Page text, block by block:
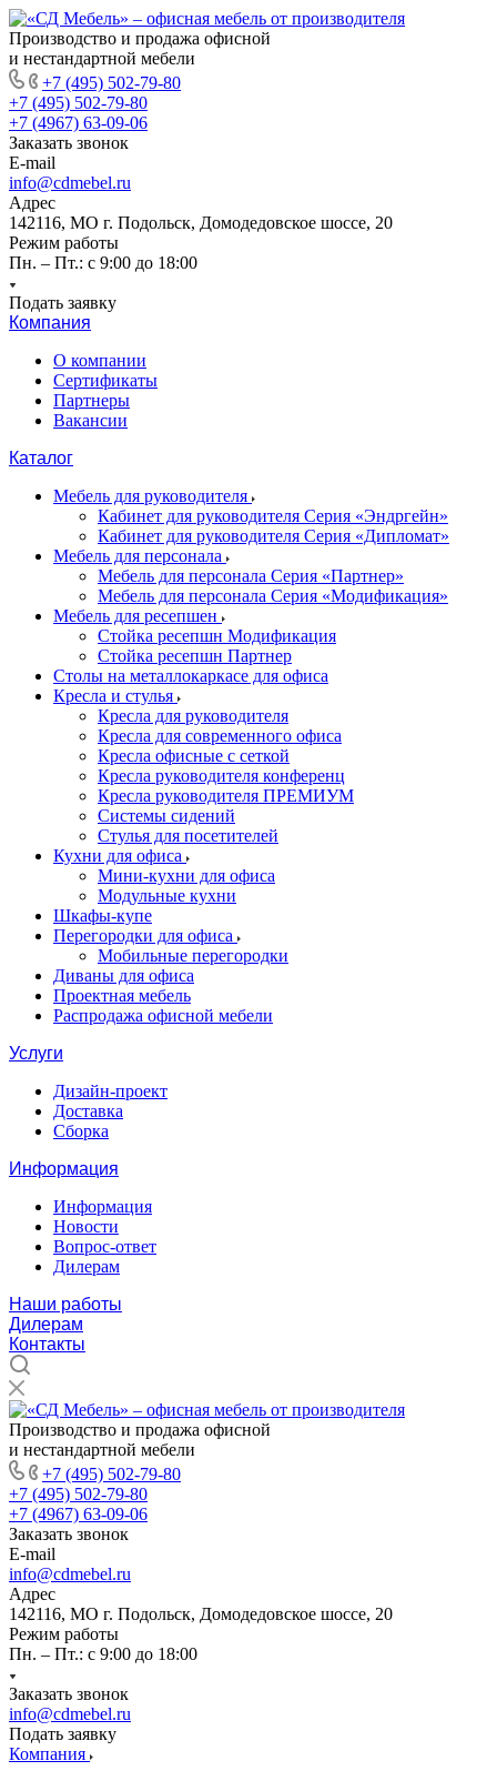
Производство и продажа офисной
и нестандартной мебели
+7 (495) 502-79-80
+7 (495) 502-79-80
+7 (4967) 63-09-06
Заказать звонок
E-mail
info@cdmebel.ru
Адрес
142116, МО г. Подольск, Домодедовское шоссе, 20
Режим работы
Пн. – Пт.: с 9:00 до 18:00
Подать заявку
Компания
О компании
Сертификаты
Партнеры
Вакансии
Каталог
Мебель для руководителя
Кабинет для руководителя Серия «Эндргейн»
Кабинет для руководителя Серия «Дипломат»
Мебель для персонала
Мебель для персонала Серия «Партнер»
Мебель для персонала Серия «Модификация»
Мебель для ресепшен
Стойка ресепшн Модификация
Стойка ресепшн Партнер
Столы на металлокаркасе для офиса
Кресла и стулья
Кресла для руководителя
Кресла для современного офиса
Кресла офисные с сеткой
Кресла руководителя конференц
Кресла руководителя ПРЕМИУМ
Системы сидений
Стулья для посетителей
Кухни для офиса
Мини-кухни для офиса
Модульные кухни
Шкафы-купе
Перегородки для офиса
Мобильные перегородки
Диваны для офиса
Проектная мебель
Распродажа офисной мебели
Услуги
Дизайн-проект
Доставка
Сборка
Информация
Информация
Новости
Вопрос-ответ
Дилерам
Наши работы
Дилерам
Контакты
Производство и продажа офисной
и нестандартной мебели
+7 (495) 502-79-80
+7 (495) 502-79-80
+7 (4967) 63-09-06
Заказать звонок
E-mail
info@cdmebel.ru
Адрес
142116, МО г. Подольск, Домодедовское шоссе, 20
Режим работы
Пн. – Пт.: с 9:00 до 18:00
Заказать звонок
info@cdmebel.ru
Подать заявку
Компания